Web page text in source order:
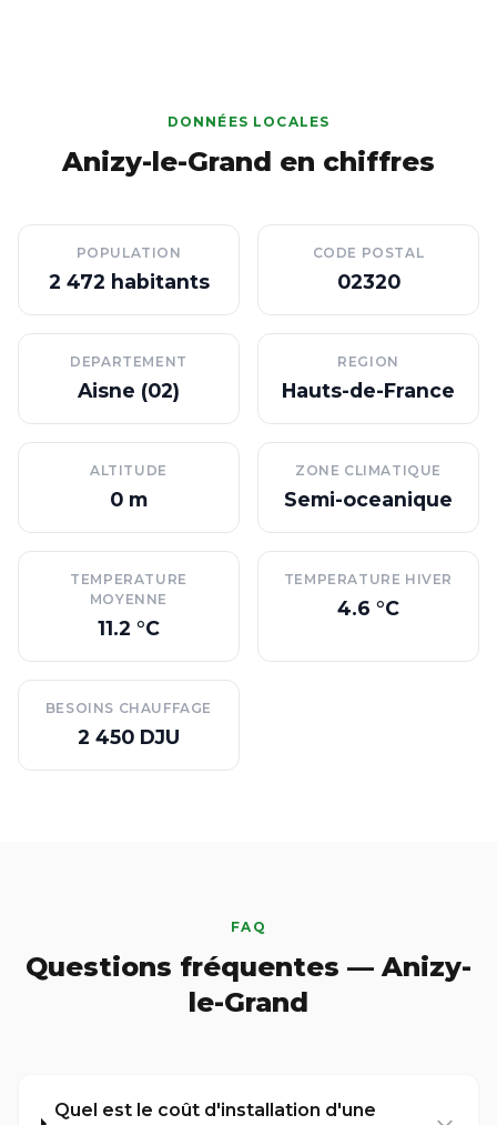
DONNÉES LOCALES
Anizy-le-Grand en chiffres
POPULATION
2 472 habitants
CODE POSTAL
02320
DEPARTEMENT
Aisne (02)
REGION
Hauts-de-France
ALTITUDE
0 m
ZONE CLIMATIQUE
Semi-oceanique
TEMPERATURE
MOYENNE
11.2 °C
TEMPERATURE HIVER
4.6 °C
BESOINS CHAUFFAGE
2 450 DJU
FAQ
Questions fréquentes — Anizy-
le-Grand
Quel est le coût d'installation d'une